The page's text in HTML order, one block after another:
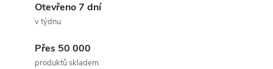
Otevřeno 7 dní
v týdnu
Přes 50 000
produktů skladem